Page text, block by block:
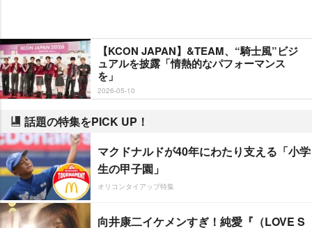
【KCON JAPAN】&TEAM、“騎士風”ビジ
ュアルを披露「情熱的なパフォーマンス
を」
2026-05-10
話題の特集をPICK UP！
マクドナルドが40年にわたり支える「小学
生の甲子園」
オリコンタイアップ特集
向井康二イケメンすぎ！純愛『（LOVE S